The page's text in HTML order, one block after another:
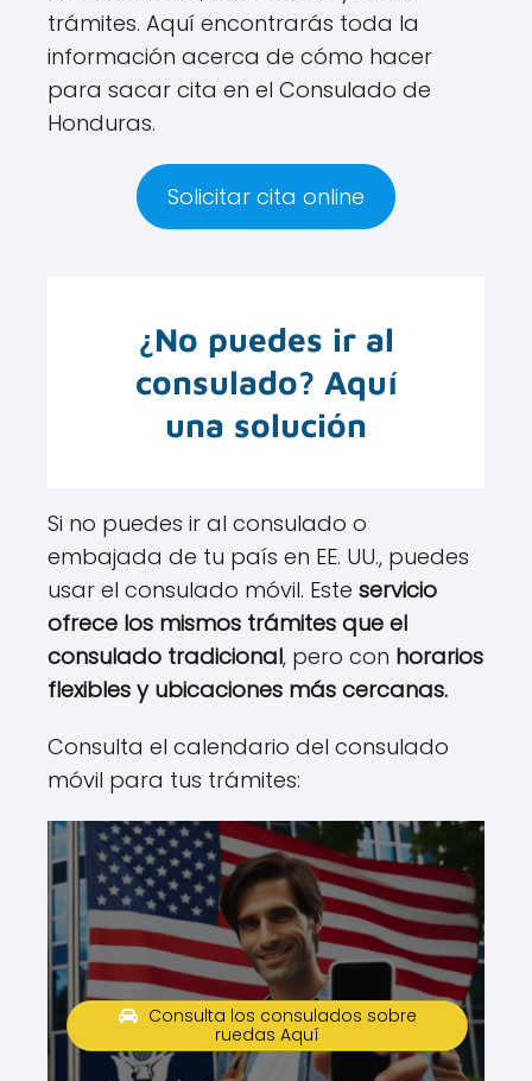
trámites. Aquí encontrarás toda la
información acerca de cómo hacer
para sacar cita en el Consulado de
Honduras.
Solicitar cita online
¿No puedes ir al
consulado? Aquí
una solución
Si no puedes ir al consulado o
embajada de tu país en EE. UU., puedes
usar el consulado móvil. Este servicio
ofrece los mismos trámites que el
consulado tradicional, pero con horarios
flexibles y ubicaciones más cercanas.
Consulta el calendario del consulado
móvil para tus trámites:
Consulta los consulados sobre
ruedas Aquí